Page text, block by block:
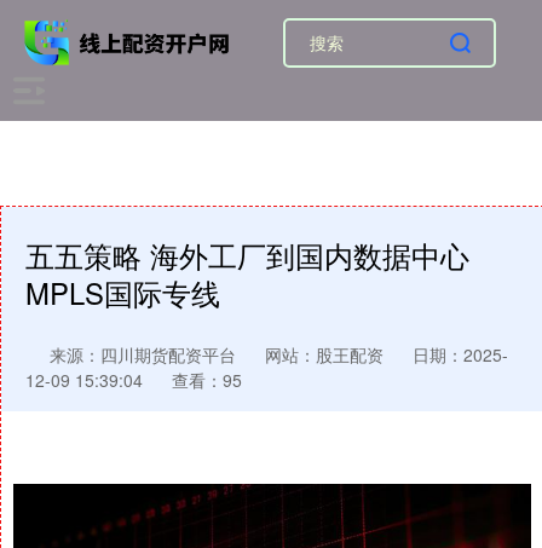
五五策略 海外工厂到国内数据中心
MPLS国际专线
来源：四川期货配资平台 网站：股王配资
日期：2025-
12-09 15:39:04
查看：95